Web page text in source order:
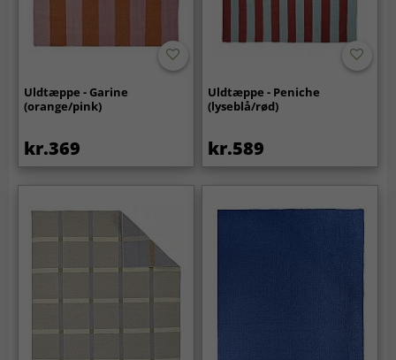
Uldtæppe - Garine
(orange/pink)
kr.369
Uldtæppe - Peniche
(lyseblå/rød)
kr.589